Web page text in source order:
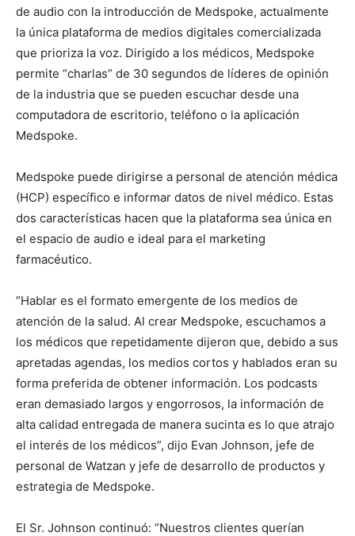
de audio con la introducción de Medspoke, actualmente
la única plataforma de medios digitales comercializada
que prioriza la voz. Dirigido a los médicos, Medspoke
permite “charlas” de 30 segundos de líderes de opinión
de la industria que se pueden escuchar desde una
computadora de escritorio, teléfono o la aplicación
Medspoke.
Medspoke puede dirigirse a personal de atención médica
(HCP) específico e informar datos de nivel médico. Estas
dos características hacen que la plataforma sea única en
el espacio de audio e ideal para el marketing
farmacéutico.
”Hablar es el formato emergente de los medios de
atención de la salud. Al crear Medspoke, escuchamos a
los médicos que repetidamente dijeron que, debido a sus
apretadas agendas, los medios cortos y hablados eran su
forma preferida de obtener información. Los podcasts
eran demasiado largos y engorrosos, la información de
alta calidad entregada de manera sucinta es lo que atrajo
el interés de los médicos”, dijo Evan Johnson, jefe de
personal de Watzan y jefe de desarrollo de productos y
estrategia de Medspoke.
El Sr. Johnson continuó: “Nuestros clientes querían